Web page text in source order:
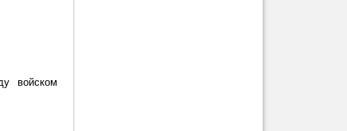
войском